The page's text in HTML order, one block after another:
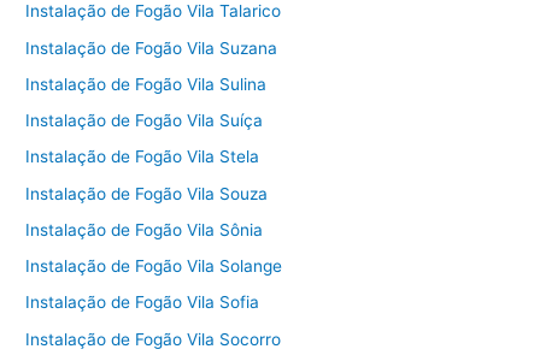
Instalação de Fogão Vila Talarico
Instalação de Fogão Vila Suzana
Instalação de Fogão Vila Sulina
Instalação de Fogão Vila Suíça
Instalação de Fogão Vila Stela
Instalação de Fogão Vila Souza
Instalação de Fogão Vila Sônia
Instalação de Fogão Vila Solange
Instalação de Fogão Vila Sofia
Instalação de Fogão Vila Socorro